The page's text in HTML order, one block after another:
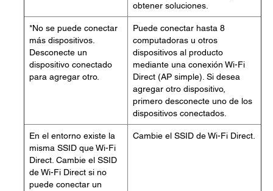
obtener soluciones.
*No se puede conectar
más dispositivos.
Desconecte un
dispositivo conectado
para agregar otro.
Puede conectar hasta 8
computadoras u otros
dispositivos al producto
mediante una conexión Wi-Fi
Direct (AP simple). Si desea
agregar otro dispositivo,
primero desconecte uno de los
dispositivos conectados.
En el entorno existe la
misma SSID que Wi-Fi
Direct. Cambie el SSID
de Wi-Fi Direct si no
puede conectar un
Cambie el SSID de Wi-Fi Direct.